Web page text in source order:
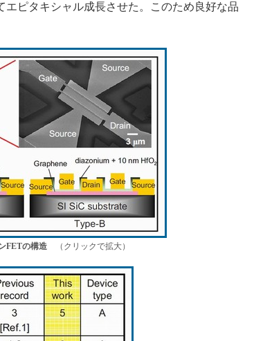
ピタキシャル成長させた。このため良好な品
FETの構造（クリックで拡大）